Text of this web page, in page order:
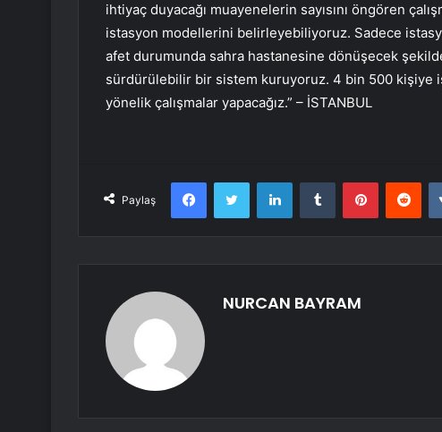
ihtiyaç duyacağı muayenelerin sayısını öngören
istasyon modellerini belirleyebiliyoruz. Sadece
afet durumunda sahra hastanesine dönüşecek
sürdürülebilir bir sistem kuruyoruz. 4 bin 500 kişiye
yönelik çalışmalar yapacağız.” – İSTANBUL
Paylaş
FacebookTwitter LinkedInTumblr Pinterest
NURCAN BAYRAM